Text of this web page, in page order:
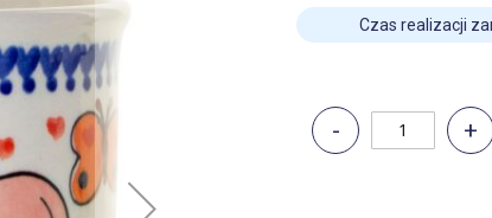
Czas realizacji
- +